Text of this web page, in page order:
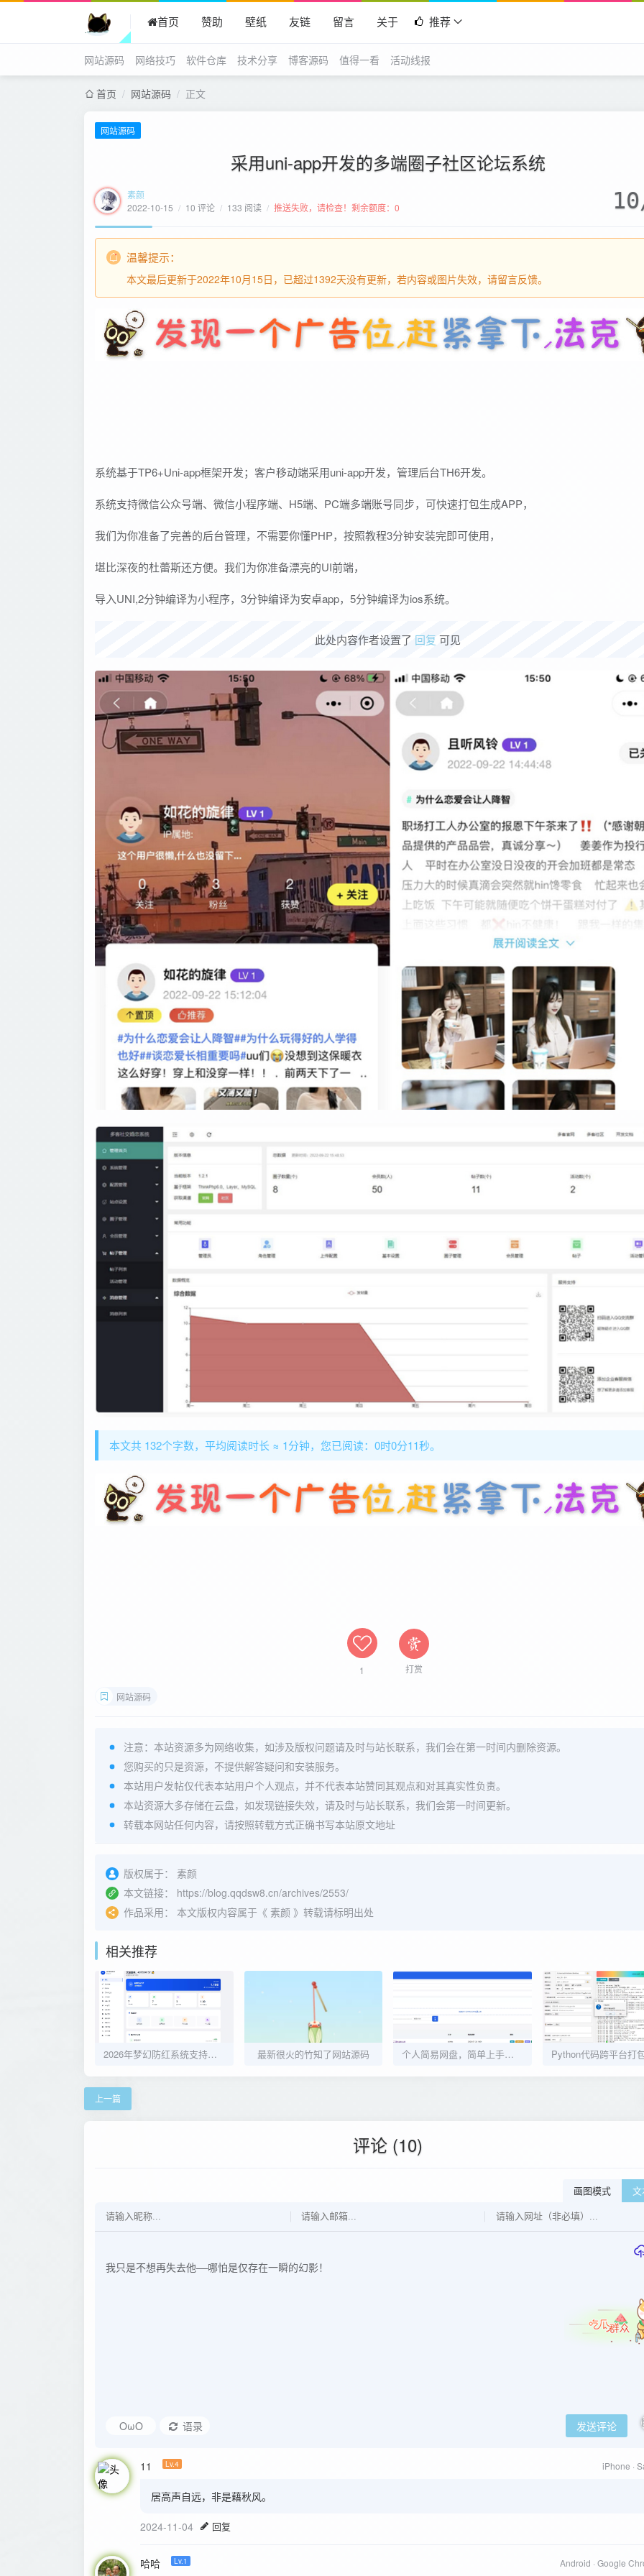
首页 赞助 壁纸 友链 留言 关于 推荐
网站源码 网络技巧 软件仓库 技术分享 博客源码 值得一看 活动线报
首页 / 网站源码 / 正文
网站源码
采用uni-app开发的多端圈子社区论坛系统
素颜
2022-10-15 / 10 评论 / 133 阅读 / 推送失败，请检查！ 剩余额度：0
温馨提示：
本文最后更新于2022年10月15日，已超过1392天没有更新，若内容或图片失效，请留言反馈。
系统基于TP6+Uni-app框架开发；客户移动端采用uni-app开发，管理后台TH6开发。
系统支持微信公众号端、微信小程序端、H5端、PC端多端账号同步，可快速打包生成APP，
我们为你准备了完善的后台管理，不需要你懂PHP，按照教程3分钟安装完即可使用，
堪比深夜的杜蕾斯还方便。我们为你准备漂亮的UI前端，
导入UNI,2分钟编译为小程序，3分钟编译为安卓app，5分钟编译为ios系统。
此处内容作者设置了 回复 可见
本文共 132个字数，平均阅读时长 ≈ 1分钟，您已阅读：0时0分13秒。
1 打赏
网站源码
注意：本站资源多为网络收集，如涉及版权问题请及时与站长联系，我们会在第一时间内删除资源。
您购买的只是资源，不提供解答疑问和安装服务。
本站用户发帖仅代表本站用户个人观点，并不代表本站赞同其观点和对其真实性负责。
本站资源大多存储在云盘，如发现链接失效，请及时与站长联系，我们会第一时间更新。
转载本网站任何内容，请按照转载方式正确书写本站原文地址
版权属于：
素颜
本文链接：
https://blog.qqdsw8.cn/archives/2553/
作品采用：
本文版权内容属于《 素颜 》转载请标明出处
相关推荐
2026年梦幻防红系统支持抖音圆码带用户中心支付 最新很火的竹知了网站源码 个人简易网盘，简单上手，没有数据库
上一篇
评论 (10)
画图模式 文
OωO 语录 发送评论
11 Lv.4 iPhone ·
居高声自远，非是藉秋风。
2024-11-04 回复
哈哈 Lv.1 Android · Google